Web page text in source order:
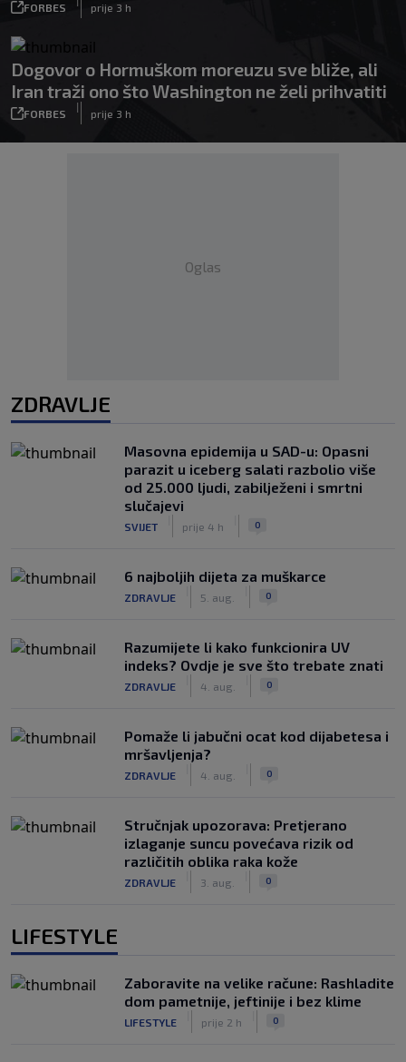
FORBES prije 3 h
Dogovor o Hormuškom moreuzu sve bliže, ali
Iran traži ono što Washington ne želi prihvatiti
FORBES
|
prije 3 h
Oglas
ZDRAVLJE
Masovna epidemija u SAD-u: Opasni
parazit u iceberg salati razbolio više
od 25.000 ljudi, zabilježeni i smrtni
slučajevi
SVIJET prije 4 h 0
6 najboljih dijeta za muškarce
ZDRAVLJE 5. aug. 0
Razumijete li kako funkcionira UV
indeks? Ovdje je sve što trebate znati
ZDRAVLJE 4. aug. 0
Pomaže li jabučni ocat kod dijabetesa i
mršavljenja?
ZDRAVLJE 4. aug. 0
Stručnjak upozorava: Pretjerano
izlaganje suncu povećava rizik od
različitih oblika raka kože
ZDRAVLJE 3. aug. 0
LIFESTYLE
Zaboravite na velike račune: Rashladite
dom pametnije, jeftinije i bez klime
LIFESTYLE prije 2 h 0